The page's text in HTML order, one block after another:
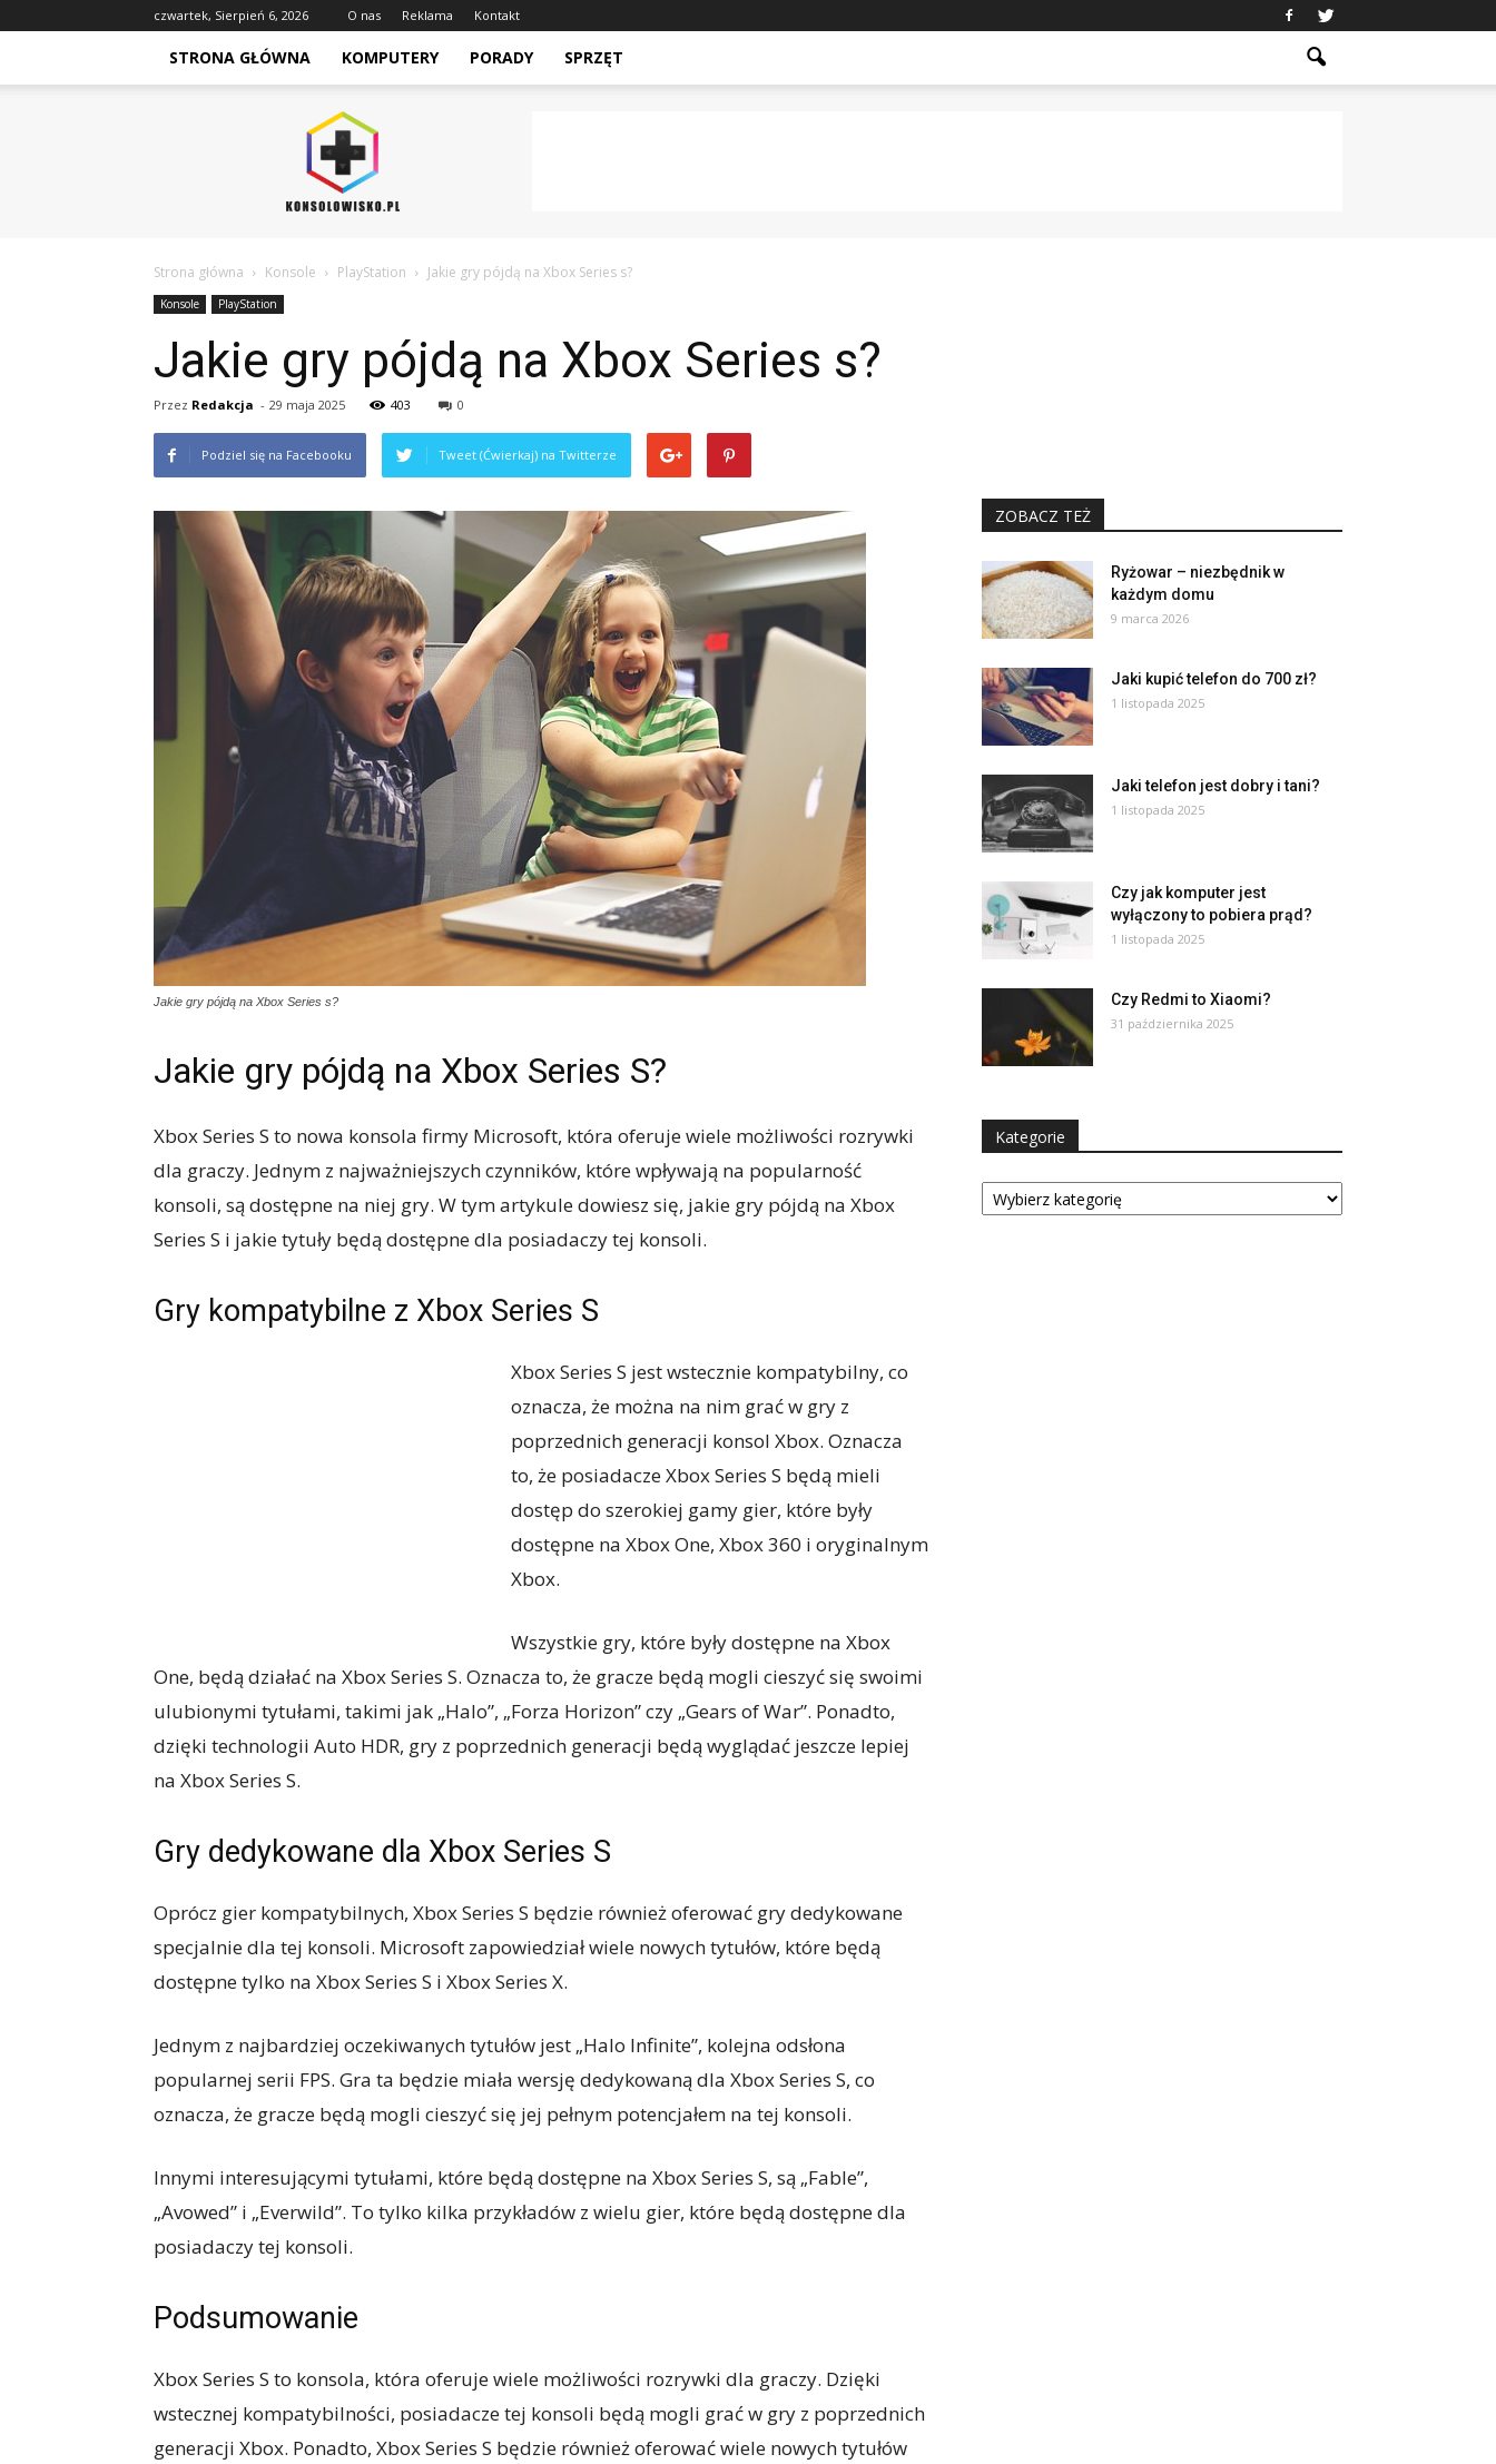
czwartek, Sierpień 6, 2026 O nas Reklama Kontakt
STRONA GŁÓWNA KOMPUTERY PORADY SPRZĘT
Konsolowisko.pl
Strona główna Konsole PlayStation Jakie gry pójdą na Xbox Series s?
Konsole PlayStation
Jakie gry pójdą na Xbox Series s?
Przez Redakcja - 29 maja 2025 403 0
Podziel się na Facebooku Tweet (Ćwierkaj) na Twitterze
Jakie gry pójdą na Xbox Series s?
Jakie gry pójdą na Xbox Series S?
Xbox Series S to nowa konsola firmy Microsoft, która oferuje wiele możliwości rozrywki
dla graczy. Jednym z najważniejszych czynników, które wpływają na popularność
konsoli, są dostępne na niej gry. W tym artykule dowiesz się, jakie gry pójdą na Xbox
Series S i jakie tytuły będą dostępne dla posiadaczy tej konsoli.
Gry kompatybilne z Xbox Series S
Xbox Series S jest wstecznie kompatybilny, co
oznacza, że ​​można na nim grać w gry z
poprzednich generacji konsol Xbox. Oznacza
to, że posiadacze Xbox Series S będą mieli
dostęp do szerokiej gamy gier, które były
dostępne na Xbox One, Xbox 360 i oryginalnym
Xbox.
Wszystkie gry, które były dostępne na Xbox
One, będą działać na Xbox Series S. Oznacza to, że gracze będą mogli cieszyć się swoimi
ulubionymi tytułami, takimi jak „Halo”, „Forza Horizon” czy „Gears of War”. Ponadto,
dzięki technologii Auto HDR, gry z poprzednich generacji będą wyglądać jeszcze lepiej
na Xbox Series S.
Gry dedykowane dla Xbox Series S
Oprócz gier kompatybilnych, Xbox Series S będzie również oferować gry dedykowane
specjalnie dla tej konsoli. Microsoft zapowiedział wiele nowych tytułów, które będą
dostępne tylko na Xbox Series S i Xbox Series X.
Jednym z najbardziej oczekiwanych tytułów jest „Halo Infinite”, kolejna odsłona
popularnej serii FPS. Gra ta będzie miała wersję dedykowaną dla Xbox Series S, co
oznacza, że ​​gracze będą mogli cieszyć się jej pełnym potencjałem na tej konsoli.
Innymi interesującymi tytułami, które będą dostępne na Xbox Series S, są „Fable”,
„Avowed” i „Everwild”. To tylko kilka przykładów z wielu gier, które będą dostępne dla
posiadaczy tej konsoli.
Podsumowanie
Xbox Series S to konsola, która oferuje wiele możliwości rozrywki dla graczy. Dzięki
wstecznej kompatybilności, posiadacze tej konsoli będą mogli grać w gry z poprzednich
generacji Xbox. Ponadto, Xbox Series S będzie również oferować wiele nowych tytułów
ZOBACZ TEŻ
Ryżowar – niezbędnik w
każdym domu
9 marca 2026
Jaki kupić telefon do 700 zł?
1 listopada 2025
Jaki telefon jest dobry i tani?
1 listopada 2025
Czy jak komputer jest
wyłączony to pobiera prąd?
1 listopada 2025
Czy Redmi to Xiaomi?
31 października 2025
Kategorie
Kategorie